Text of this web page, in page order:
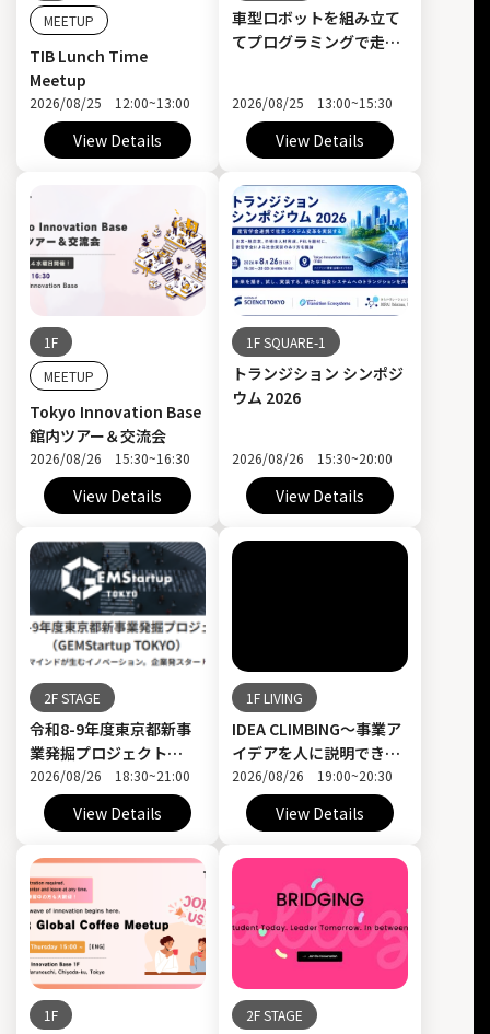
MEETUP
TIB Lunch Time
Meetup
2026/08/25 12:00~13:00
View Details
車型ロボットを組み立て
てプログラミングで走ら
2026/08/25 13:00~15:30
View Details
1F
MEETUP
Tokyo Innovation Base
館内ツアー＆交流会
2026/08/26 15:30~16:30
View Details
1F SQUARE-1
トランジション シンポジ
ウム 2026
2026/08/26 15:30~20:00
View Details
2F STAGE
令和8-9年度東京都新事
業発掘プロジェクト
（GEMStartup
TOKYO） 〜 企業リソー
ス × 起業家マインドが生
発スタートアップという
生存戦略 〜
2026/08/26 18:30~21:00
View Details
1F LIVING
IDEA CLIMBING〜事業ア
イデアを人に説明できる
ようになろう！
2026/08/26 19:00~20:30
View Details
1F
2F STAGE